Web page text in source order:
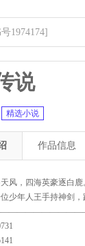
1974174]
说
精选小说
作品信息
风，四海英豪逐白鹿
少年人王手持神剑